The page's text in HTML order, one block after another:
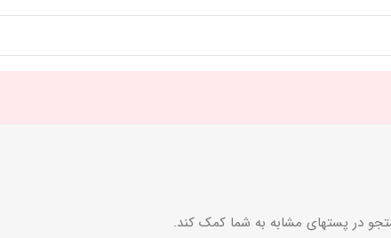
در پستهای مشابه به شما کمک کند.